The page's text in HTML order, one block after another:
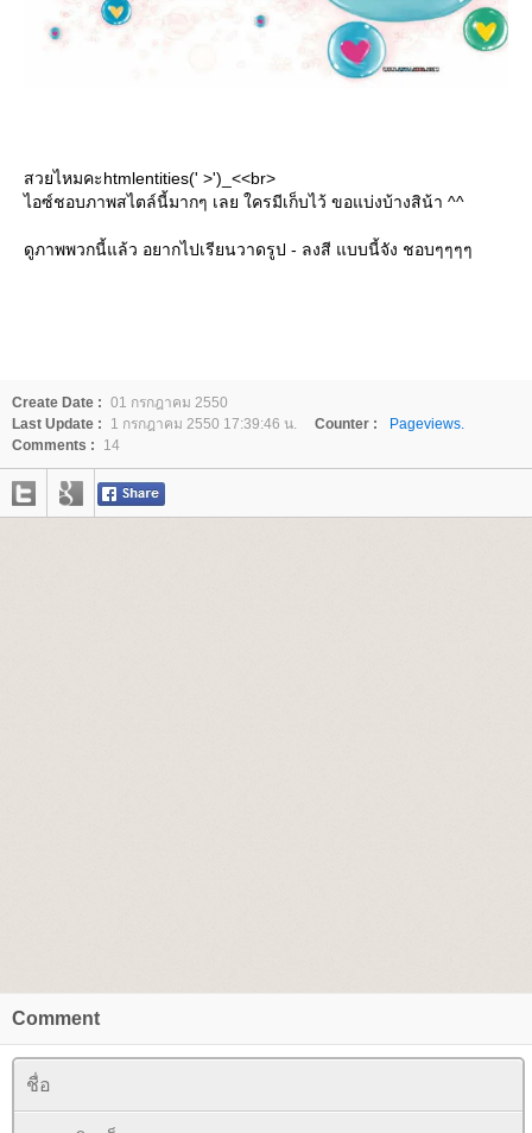
สวยไหมคะhtmlentities(' >')_<<br>
ไอซ์ชอบภาพสไตล์นี้มากๆ เลย ใครมีเก็บไว้ ขอแบ่งบ้างสิน้า ^^
ดูภาพพวกนี้แล้ว อยากไปเรียนวาดรูป - ลงสี แบบนี้จัง ชอบๆๆๆๆ
Create Date : 01 กรกฎาคม 2550
Last Update :
1 กรกฎาคม 2550 17:39:46 น. Counter :
Pageviews.
Comments :
14
Comment